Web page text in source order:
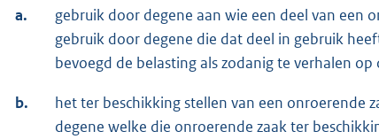
a.
gebruik door degene aan wie een deel van een
gebruik door degene die dat deel in gebruik
bevoegd de belasting als zodanig te verhalen
b.
het ter beschikking stellen van een onroerende
degene welke die onroerende zaak ter